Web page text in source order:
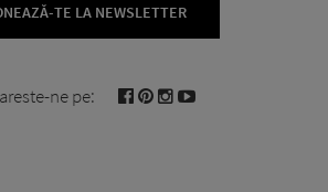
TE LA NEWSLETTER
ne pe: